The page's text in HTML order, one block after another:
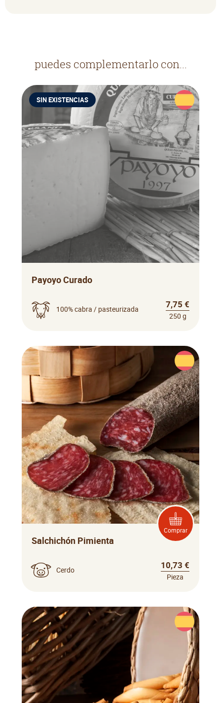
puedes complementarlo con...
SIN EXISTENCIAS
Payoyo Curado
100% cabra / pasteurizada 7,75 €
250 g
Comprar
Salchichón Pimienta
Cerdo 10,73 €
Pieza